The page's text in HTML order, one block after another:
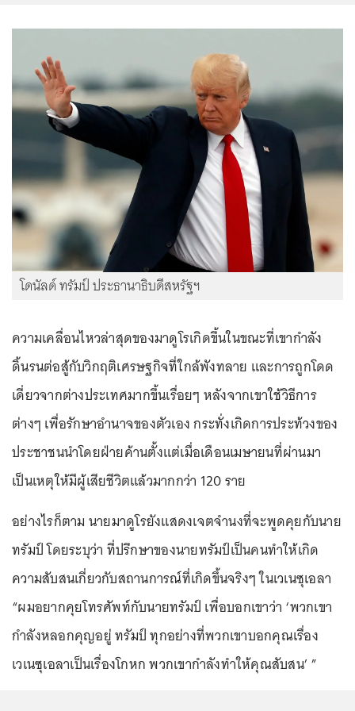
โดนัลด์ ทรัมป์ ประธานาธิบดีสหรัฐฯ
ความเคลื่อนไหวล่าสุดของมาดูโรเกิดขึ้นในขณะที่เขากำลัง
ดิ้นรนต่อสู้กับวิกฤติเศรษฐกิจที่ใกล้พังทลาย และการถูกโดด
เดี่ยวจากต่างประเทศมากขึ้นเรื่อยๆ หลังจากเขาใช้วิธีการ
ต่างๆ เพื่อรักษาอำนาจของตัวเอง กระทั่งเกิดการประท้วงของ
ประชาชนนำโดยฝ่ายค้านตั้งแต่เมื่อเดือนเมษายนที่ผ่านมา
เป็นเหตุให้มีผู้เสียชีวิตแล้วมากกว่า 120 ราย
อย่างไรก็ตาม นายมาดูโรยังแสดงเจตจำนงที่จะพูดคุยกับนาย
ทรัมป์ โดยระบุว่า ที่ปรึกษาของนายทรัมป์เป็นคนทำให้เกิด
ความสับสนเกี่ยวกับสถานการณ์ที่เกิดขึ้นจริงๆ ในเวเนซุเอลา
“ผมอยากคุยโทรศัพท์กับนายทรัมป์ เพื่อบอกเขาว่า ‘พวกเขา
กำลังหลอกคุญอยู่ ทรัมป์ ทุกอย่างที่พวกเขาบอกคุณเรื่อง
เวเนซุเอลาเป็นเรื่องโกหก พวกเขากำลังทำให้คุณสับสน’ ”